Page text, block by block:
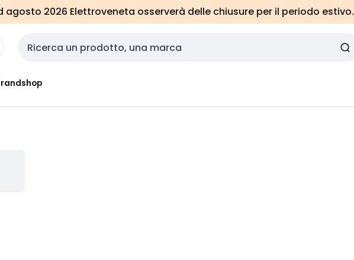
agosto 2026 Elettroveneta osserverà delle chiusure per il periodo estivo.
Cerca input